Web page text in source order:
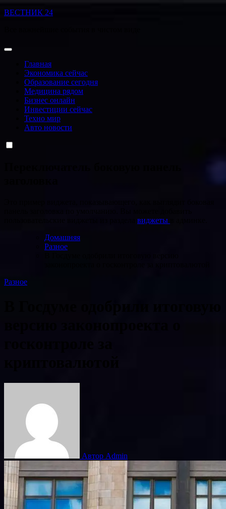
Перейти
ВЕСТНИК 24
Главная
Экономика сейчас
Образование сегодня
Медицина рядом
Бизнес онлайн
Инвестиции сейчас
Техно мир
Авто новости
виджеты
Домашняя
Разное
Разное
Автор Admin